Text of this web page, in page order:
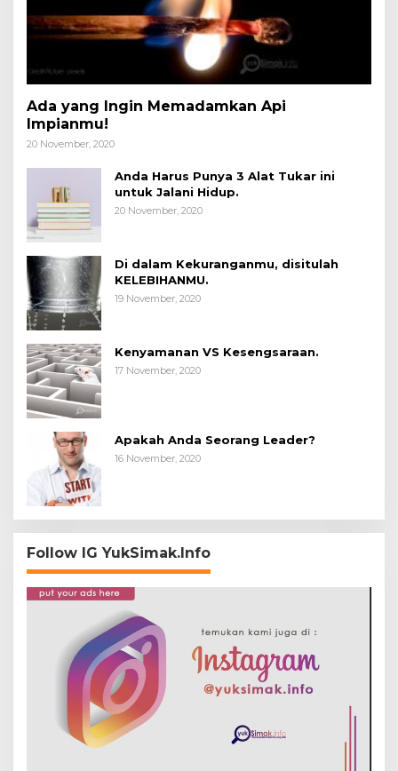
Ada yang Ingin Memadamkan Api
Impianmu!
20 November, 2020
Anda Harus Punya 3 Alat Tukar ini
untuk Jalani Hidup.
20 November, 2020
Di dalam Kekuranganmu, disitulah
KELEBIHANMU.
19 November, 2020
Kenyamanan VS Kesengsaraan.
17 November, 2020
Apakah Anda Seorang Leader?
16 November, 2020
Follow IG YukSimak.Info